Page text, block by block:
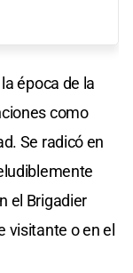
época de la
como
Se radicó en
el Brigadier
visitante o en el